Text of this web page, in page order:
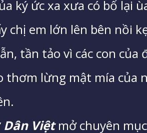
ký ức xa xưa có bố lại
chị em lớn lên bên nồi
tần tảo vì các con
thơm lừng mật mía của
Dân Việtmở chuyên